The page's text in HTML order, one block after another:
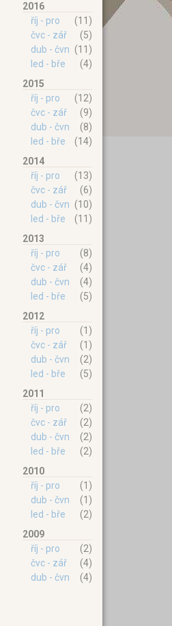
2016
říj - pro
(11)
čvc - zář
(5)
dub - čvn (11)
led - bře
(4)
2015
říj - pro
(12)
čvc - zář
(9)
dub - čvn
(8)
led - bře
(14)
2014
říj - pro
(13)
čvc - zář
(6)
dub - čvn (10)
led - bře
(11)
2013
říj - pro
(8)
čvc - zář
(4)
dub - čvn
(4)
led - bře
(5)
2012
říj - pro
(1)
čvc - zář
(1)
dub - čvn
(2)
led - bře
(5)
2011
říj - pro
(2)
čvc - zář
(2)
dub - čvn
(2)
led - bře
(2)
2010
říj - pro
(1)
dub - čvn
(1)
led - bře
(2)
2009
říj - pro
(2)
čvc - zář
(4)
dub - čvn
(4)